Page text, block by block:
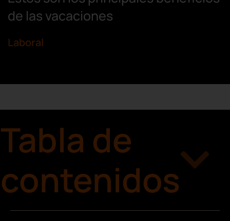
de las vacaciones
Laboral
Tabla de
contenidos